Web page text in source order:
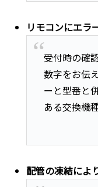
リモコンにエラ
受付時の確
数字をお伝
ーと型番と
ある交換機
配管の凍結によ